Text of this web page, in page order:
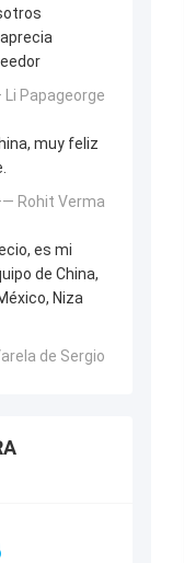
Papageorge
muy feliz
Rohit Verma
es mi
de China,
Niza
de Sergio